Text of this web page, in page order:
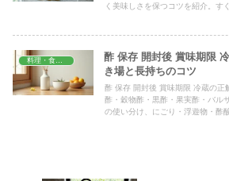
く美味しさを保つコツを紹介。す
料理・食材保存
酢 保存 開封後 賞味期限
き場と長持ちのコツ
酢 保存 開封後 賞味期限 冷蔵の正
酢・穀物酢・黒酢・果実酢・バル
の使い分け、にごり・浮遊物・酢